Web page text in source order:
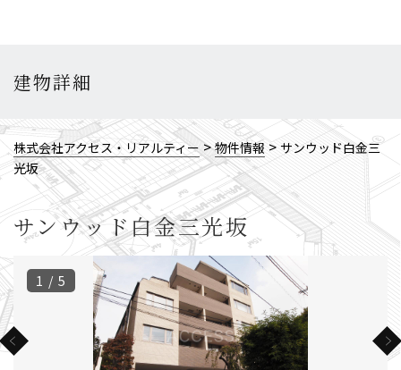
建物詳細
株式会社アクセス・リアルティー>物件情報 > サンウッド白金三
光坂
サンウッド白金三光坂
1 / 5